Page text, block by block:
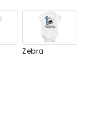
Zebra